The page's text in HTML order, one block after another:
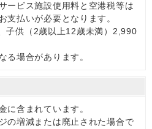
ービス施設使用料と空港税等は
支払いが必要となります。
子供（2歳以上12歳未満）2,990
る場合があります。
に含まれています。
の増減または廃止された場合で